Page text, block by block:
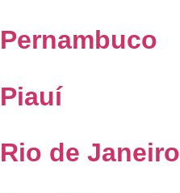
Pernambuco
Piauí
Rio de Janeiro